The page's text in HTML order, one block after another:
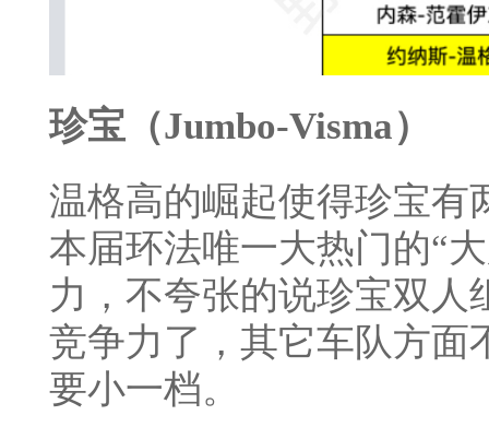
珍宝（Jumbo-Visma）
温格高的崛起使得珍宝有
本届环法唯一大热门的“
力，不夸张的说珍宝双
竞争力了，其它车队方面
要小一档。